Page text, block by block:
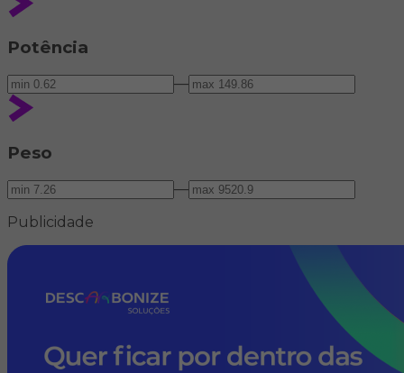
Potência
—
Peso
—
Publicidade